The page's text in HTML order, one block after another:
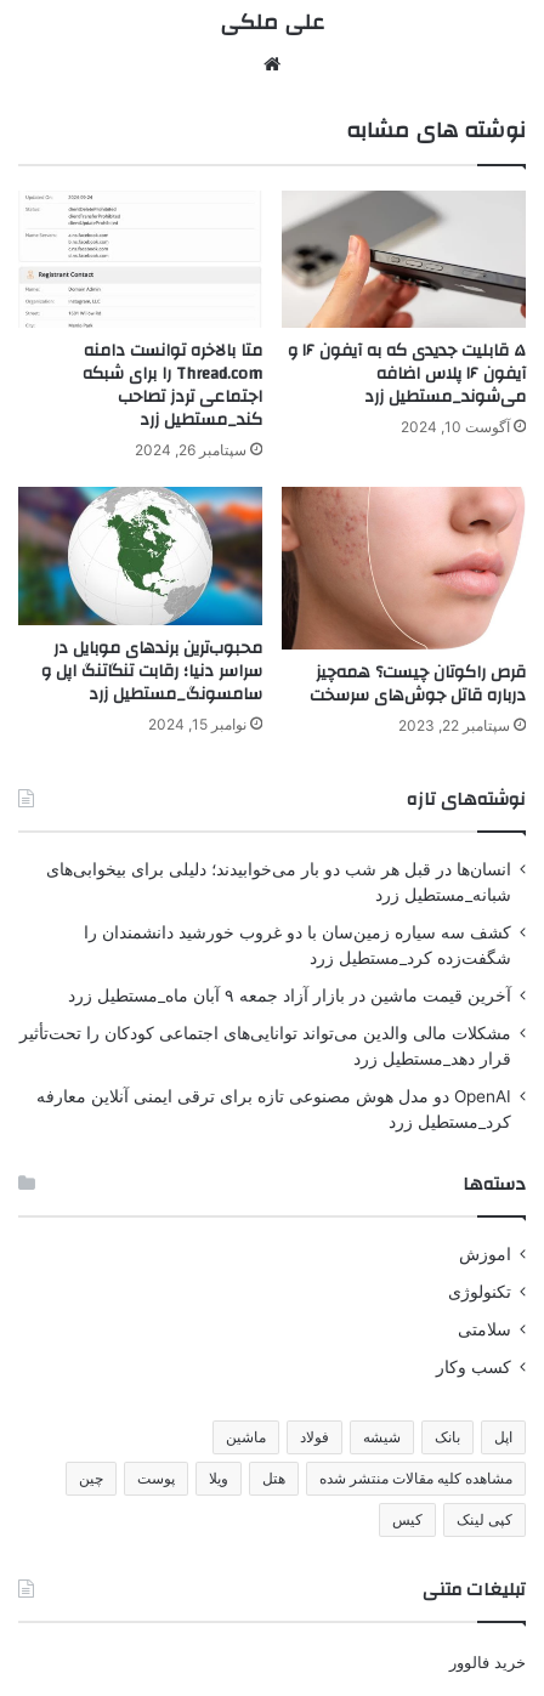
علی ملکی
نوشته های مشابه
۵ قابلیت جدیدی که به آیفون ۱۶ و
آیفون ۱۶ پلاس اضافه
می‌شوند_مستطیل زرد
آگوست 10, 2024
متا بالاخره توانست دامنه
Thread.com را برای شبکه
اجتماعی تردز تصاحب
کند_مستطیل زرد
سپتامبر 26, 2024
قرص راکوتان چیست؟ همه‌چیز
درباره قاتل جوش‌های سرسخت
سپتامبر 22, 2023
محبوب‌ترین برندهای موبایل در
سراسر دنیا؛ رقابت تنگاتنگ اپل و
سامسونگ_مستطیل زرد
نوامبر 15, 2024
نوشته‌های تازه
انسان‌ها در قبل هر شب دو بار می‌خوابیدند؛ دلیلی برای بیخوابی‌های
شبانه_مستطیل زرد
کشف سه سیاره زمین‌سان با دو غروب خورشید دانشمندان را
شگفت‌زده کرد_مستطیل زرد
آخرین قیمت ماشین در بازار آزاد جمعه ۹ آبان ماه_مستطیل زرد
مشکلات مالی والدین می‌تواند توانایی‌های اجتماعی کودکان را تحت‌تأثیر
قرار دهد_مستطیل زرد
OpenAI دو مدل هوش مصنوعی تازه برای ترقی ایمنی آنلاین معارفه
کرد_مستطیل زرد
دسته‌ها
اموزش
تکنولوژی
سلامتی
کسب وکار
اپل بانک شیشه فولاد ماشین
مشاهده کلیه مقالات منتشر شده هتل ویلا پوست چین
کپی لینک کیس
تبلیغات متنی
خرید فالوور